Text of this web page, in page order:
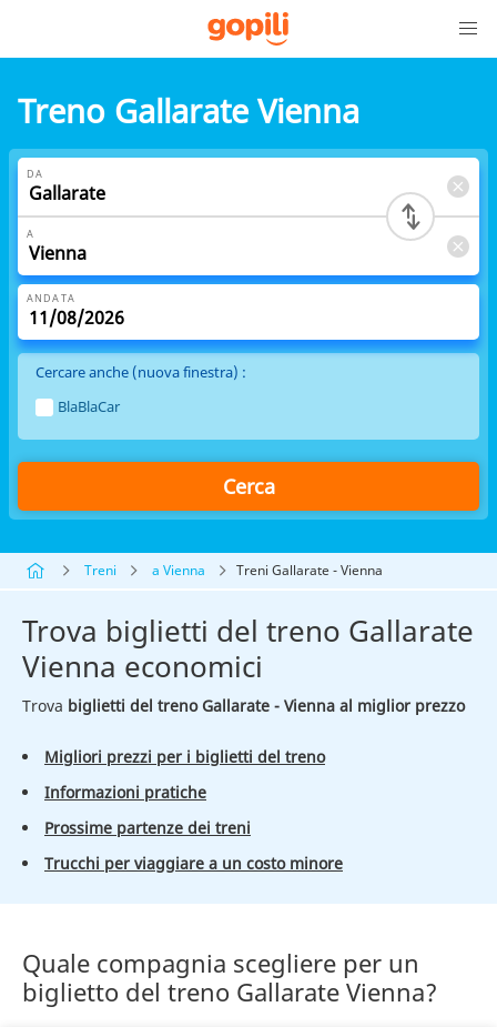
Treno Gallarate Vienna
DA
A
ANDATA
Cercare anche (nuova finestra) :
BlaBlaCar
Cerca
Treni a Vienna Treni Gallarate - Vienna
Trova biglietti del treno Gallarate
Vienna economici
Trova biglietti del treno Gallarate - Vienna al miglior prezzo
Migliori prezzi per i biglietti del treno
Informazioni pratiche
Prossime partenze dei treni
Trucchi per viaggiare a un costo minore
Quale compagnia scegliere per un
biglietto del treno Gallarate Vienna?